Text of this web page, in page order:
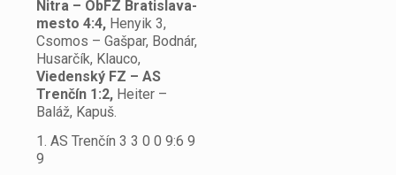
Nitra – ObFZ Bratislava-
mesto 4:4, Henyik 3,
Csomos – Gašpar, Bodnár,
Husarčík, Klauco,
Viedenský FZ – AS
Trenčín 1:2, Heiter –
Baláž, Kapuš.
1. AS Trenčín 3 3 0 0 9:6 9
9